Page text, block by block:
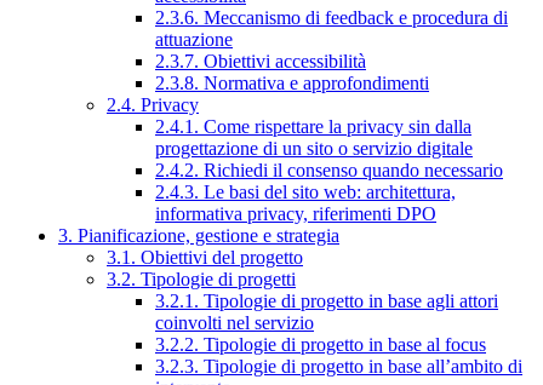
2.3.6. Meccanismo di feedback e procedura di
attuazione
2.3.7. Obiettivi accessibilità
2.3.8. Normativa e approfondimenti
2.4. Privacy
2.4.1. Come rispettare la privacy sin dalla
progettazione di un sito o servizio digitale
2.4.2. Richiedi il consenso quando necessario
2.4.3. Le basi del sito web: architettura,
informativa privacy, riferimenti DPO
3. Pianificazione, gestione e strategia
3.1. Obiettivi del progetto
3.2. Tipologie di progetti
3.2.1. Tipologie di progetto in base agli attori
coinvolti nel servizio
3.2.2. Tipologie di progetto in base al focus
3.2.3. Tipologie di progetto in base all’ambito di